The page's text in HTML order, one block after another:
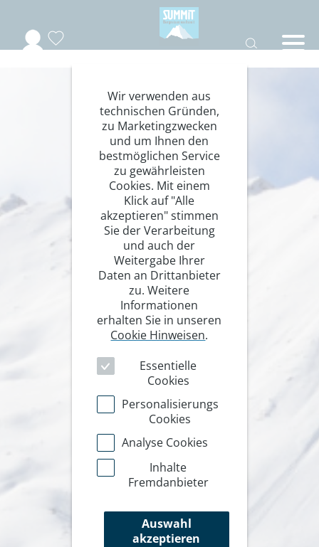
Wir verwenden aus
technischen Gründen,
zu Marketingzwecken
und um Ihnen den
bestmöglichen Service
zu gewährleisten
Cookies. Mit einem
Klick auf "Alle
akzeptieren" stimmen
Sie der Verarbeitung
und auch der
Weitergabe Ihrer
Daten an Drittanbieter
zu. Weitere
Informationen
erhalten Sie in unseren
Cookie Hinweisen.
Essentielle
Cookies
Personalisierungs
Cookies
Analyse Cookies
Inhalte
Fremdanbieter
Auswahl
akzeptieren